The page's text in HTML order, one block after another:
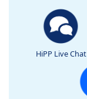
HiPP Live Chat